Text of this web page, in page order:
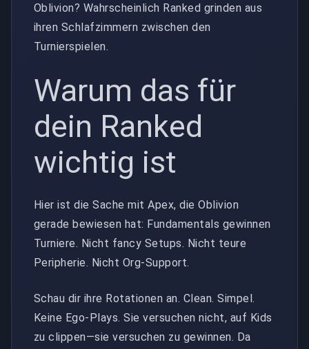
Oblivion? Wahrscheinlich Ranked grinden aus
ihren Schlafzimmern zwischen den
Turnierspielen.
Warum das für
dein Ranked
wichtig ist
Hier ist die Sache mit Apex, die Oblivion
gerade bewiesen hat: Fundamentals gewinnen
Turniere. Nicht fancy Setups. Nicht teure
Peripherie. Nicht Org-Support.
Schau dir ihre Rotationen an. Clean. Simpel.
Keine Ego-Plays. Sie versuchen nicht, auf Kids
zu clippen—sie versuchen zu gewinnen. Da